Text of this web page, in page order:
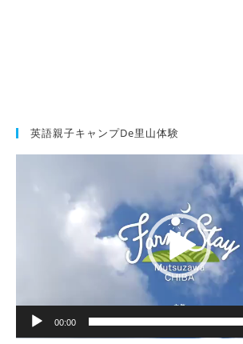
英語親子キャンプde里山体験
00:00